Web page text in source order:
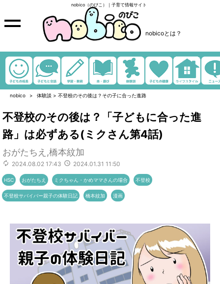
nobico（のびこ）｜子育て情報サイト
nobicoとは？
nobico 体験談 > 不登校のその後は？その子に合った進路
不登校のその後は？「子どもに合った進
路」は必ずある(ミクさん第4話)
おがたちえ,橋本紋加
2024.08.02 17:43 2024.01.31 11:50
HSC おがたちえ ミクちゃん・かめママさんの場合 不登校
不登校サバイバー親子の体験日記 橋本紋加 漫画